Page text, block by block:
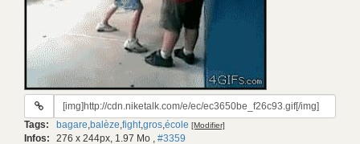
URL
gif:
Tags: bagare,balèze,fight,gros,école [Modifier]
Infos: 276 x 244px, 1.97 Mo , #3359